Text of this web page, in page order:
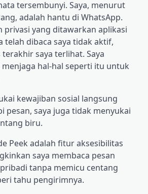
tersembunyi. Saya, menurut
adalah hantu di WhatsApp.
privasi yang ditawarkan aplikasi
telah dibaca saya tidak aktif,
saya terlihat. Saya
hal-hal seperti itu untuk
kewajiban sosial langsung
pesan, saya juga tidak menyukai
biru.
Peek adalah fitur aksesibilitas
saya membaca pesan
tanpa memicu centang
tahu pengirimnya.